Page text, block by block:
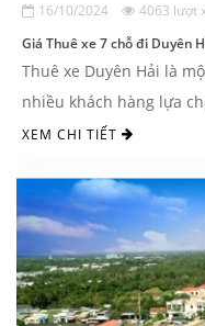
16/10/2024 4063 lượt
Giá Thuê xe 7 chỗ đi Duyên
Thuê xe Duyên Hải là
nhiều khách hàng lựa
bảng giá thuê xe 7 chỗ đi
XEM CHI TIẾT